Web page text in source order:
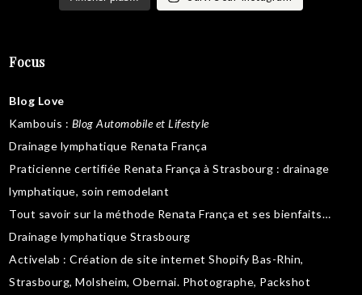
Focus
Blog Love
Kambouis : Blog Automobile et Lifestyle
Drainage lymphatique Renata França
Praticienne certifiée Renata França à Strasbourg : drainage
lymphatique, soin remodelant
Tout savoir sur la méthode Renata França et ses bienfaits…
Drainage lymphatique Strasbourg
Activelab : Création de site internet Shopify Bas-Rhin,
Strasbourg, Molsheim, Obernai. Photographe, Packshot